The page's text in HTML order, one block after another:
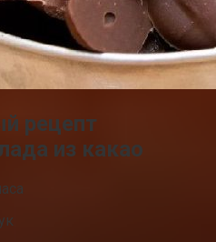
рецепт
из какао